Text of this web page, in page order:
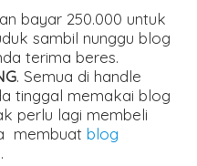
bayar 250.000 untuk
sambil nunggu blog
terima beres.
. Semua di handle
tinggal memakai blog
perlu lagi membeli
membuatblog